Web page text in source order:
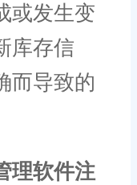
或发生变
库存信
而导致的
理软件注